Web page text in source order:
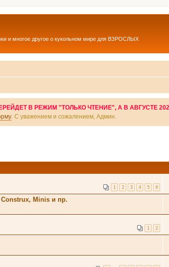
и многое другое о кукольном мире для ВЗРОСЛЫХ
В РЕЖИМ "ТОЛЬКО ЧТЕНИЕ", А В АВГУСТЕ
. С уважением и сожалением, Админ.
1 2 3 4 5 6
Minis и пр.
1 2